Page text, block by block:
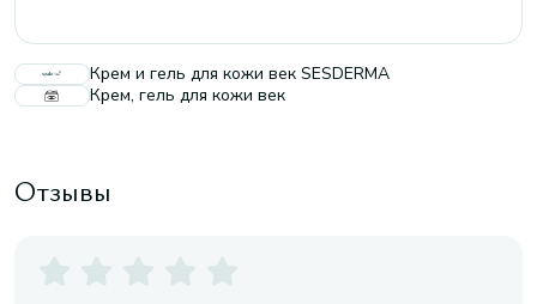
Крем и гель для кожи век SESDERMA
Крем, гель для кожи век
Отзывы